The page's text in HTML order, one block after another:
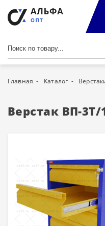
Главная Каталог
Верстак ВП-